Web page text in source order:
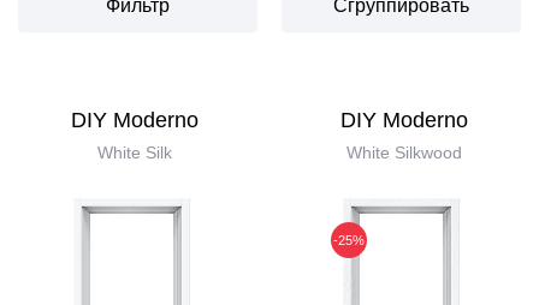
Фильтр Сгруппировать
DIY Moderno
White Silk
DIY Moderno
White Silkwood
-25%